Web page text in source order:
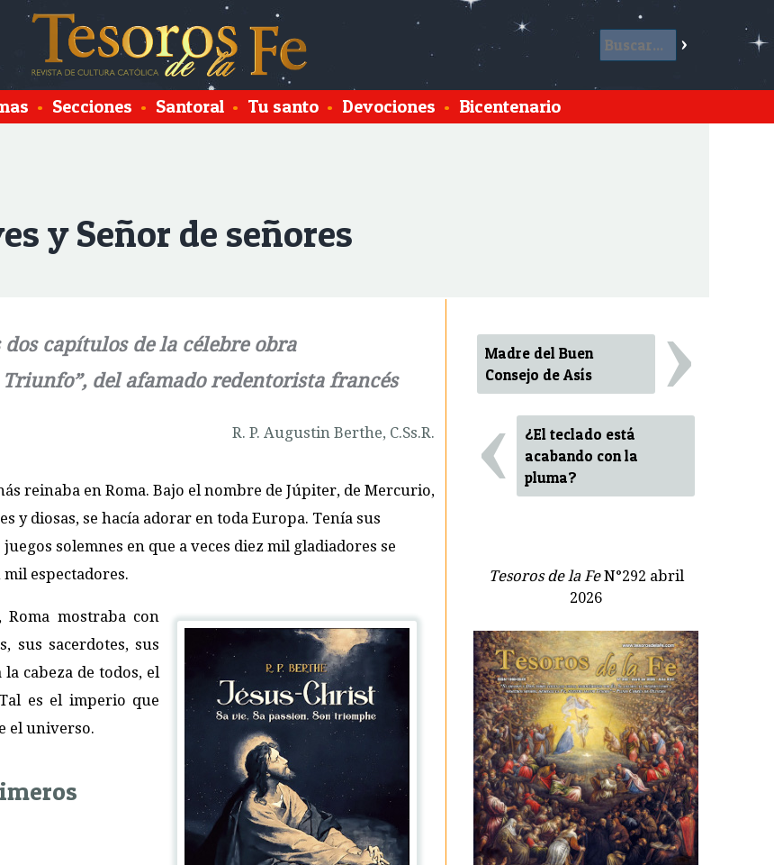
• Secciones • Santoral • Tu santo • Devociones • Bicentenario
y Señor de señores
capítulos de la célebre obra
Triunfo”, del afamado redentorista francés
R. P. Augustin Berthe, C.Ss.R.
reinaba en Roma. Bajo el nombre de Júpiter, de Mercurio,
y diosas, se hacía adorar en toda Europa. Tenía sus
solemnes en que a veces diez mil gladiadores se
espectadores.
mostraba con
sus sacerdotes, sus
cabeza de todos, el
es el imperio que
el universo.
Madre del Buen
Consejo de Asís
›
‹
¿El teclado está
acabando con la
pluma?
Tesoros de la FeN°292 abril
2026